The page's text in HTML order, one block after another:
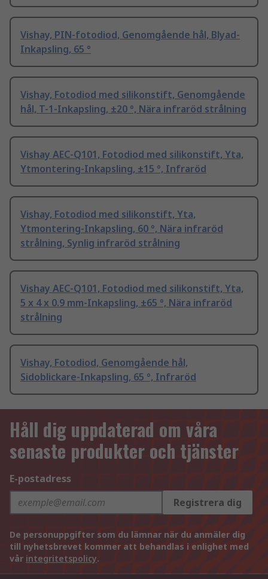
Vishay, PIN-fotodiod, Genomgående hål, Blyad-
Inkapsling, 65 °
Vishay, Fotodiod med silikonstift, Genomgående
hål, T-1-Inkapsling, ±20 °, Nära infraröd strålning
Vishay AEC-Q101, Fotodiod med silikonstift, Yta,
Ytmontering-Inkapsling, ±15 °, Infraröd
Vishay, Fotodiod med silikonstift, Yta,
Ytmontering-Inkapsling, 60 °, Nära infraröd
strålning, Synlig infraröd strålning
Vishay AEC-Q101, Fotodiod med silikonstift, Yta,
5 x 4 x 0.9 mm-Inkapsling, ±65 °, Nära infraröd
strålning
Vishay, Fotodiod, Genomgående hål,
Sidoblickare-Inkapsling, 65 °, Infraröd
Håll dig uppdaterad om våra
senaste produkter och tjänster
E-postadress
Registrera dig
De personuppgifter som du lämnar när du anmäler dig
till nyhetsbrevet kommer att behandlas i enlighet med
vår integritetspolicy.